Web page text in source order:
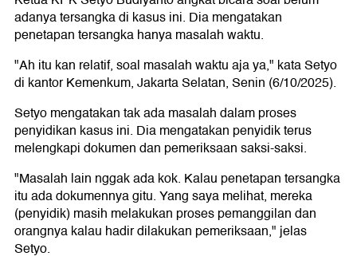
adanya tersangka di kasus ini. Dia mengatakan
penetapan tersangka hanya masalah waktu.
"Ah itu kan relatif, soal masalah waktu aja ya," kata Setyo
di kantor Kemenkum, Jakarta Selatan, Senin (6/10/2025).
Setyo mengatakan tak ada masalah dalam proses
penyidikan kasus ini. Dia mengatakan penyidik terus
melengkapi dokumen dan pemeriksaan saksi-saksi.
"Masalah lain nggak ada kok. Kalau penetapan tersangka
itu ada dokumennya gitu. Yang saya melihat, mereka
(penyidik) masih melakukan proses pemanggilan dan
orangnya kalau hadir dilakukan pemeriksaan," jelas
Setyo.